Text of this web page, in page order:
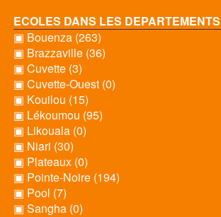
ECOLES DANS LES DEPARTEMENTS
▣ Bouenza (263)
▣ Brazzaville (36)
▣ Cuvette (3)
▣ Cuvette-Ouest (0)
▣ Kouilou (15)
▣ Lékoumou (95)
▣ Likouala (0)
▣ Niari (30)
▣ Plateaux (0)
▣ Pointe-Noire (194)
▣ Pool (7)
▣ Sangha (0)